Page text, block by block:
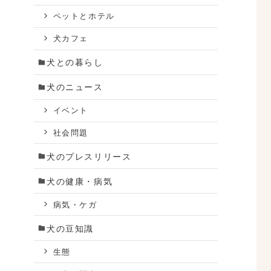
ペットとホテル
犬カフェ
犬との暮らし
犬のニュース
イベント
社会問題
犬のプレスリリース
犬の健康・病気
病気・ケガ
犬の豆知識
生態